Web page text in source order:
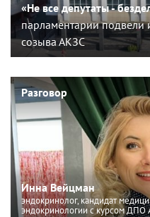
«Не все депутаты -
парламентарии подвели
созыва АКЗС
Разговор
Инна Вейцман
эндокринолог, кандидат
эндокринологии с курсом ДПО